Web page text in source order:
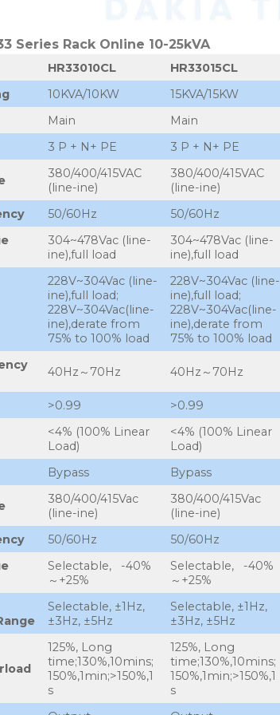
Series Rack Online 10-25kVA
HR33010CL HR33015CL
10KVA/10KW 15KVA/15KW
Main
Main
3 P + N+ PE 3 P + N+ PE
380/400/415VAC
(line-ine)
380/400/415VAC
(line-ine)
50/60Hz 50/60Hz
304~478Vac (line-
ine),full load
304~478Vac (line-
ine),full load
228V~304Vac (line-
ine),full load;
228V~304Vac(line-
ine),derate from
75% to 100% load
228V~304Vac (line-
ine),full load;
228V~304Vac(line-
ine),derate from
75% to 100% load
40Hz～70Hz 40Hz～70Hz
>0.99 >0.99
<4% (100% Linear
Load)
<4% (100% Linear
Load)
Bypass
Bypass
380/400/415Vac
(line-ine)
380/400/415Vac
(line-ine)
50/60Hz 50/60Hz
Selectable, -40%
～+25%
Selectable, -40%
～+25%
Selectable, ±1Hz,
±3Hz, ±5Hz
Selectable, ±1Hz,
±3Hz, ±5Hz
125%, Long
time;130%,10mins;
150%,1min;>150%,1
s
125%, Long
time;130%,10mins;
150%,1min;>150%,1
s